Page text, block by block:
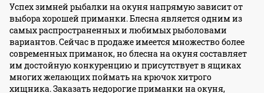
Успех зимней рыбалки на окуня напрямую зависит от
выбора хорошей приманки. Блесна является одним из
самых распространенных и любимых рыболовами
вариантов. Сейчас в продаже имеется множество более
современных приманок, но блесна на окуня составляет
им достойную конкуренцию и присутствует в ящиках
многих желающих поймать на крючок хитрого
хищника. Заказать недорогие приманки на окуня,